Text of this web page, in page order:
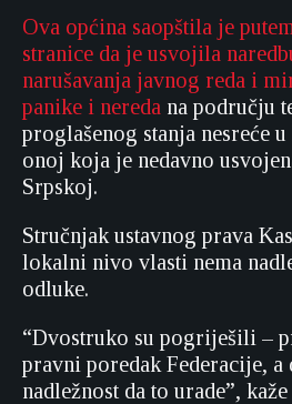
Ova općina saopštila je
stranice da je usvojila
narušavanja javnog reda i
panike i nereda na području
proglašenog stanja nesreće
onoj koja je nedavno
Srpskoj.
Stručnjak ustavnog prava
lokalni nivo vlasti nema
odluke.
“Dvostruko su pogriješili –
pravni poredak Federacije, a
nadležnost da to urade”,